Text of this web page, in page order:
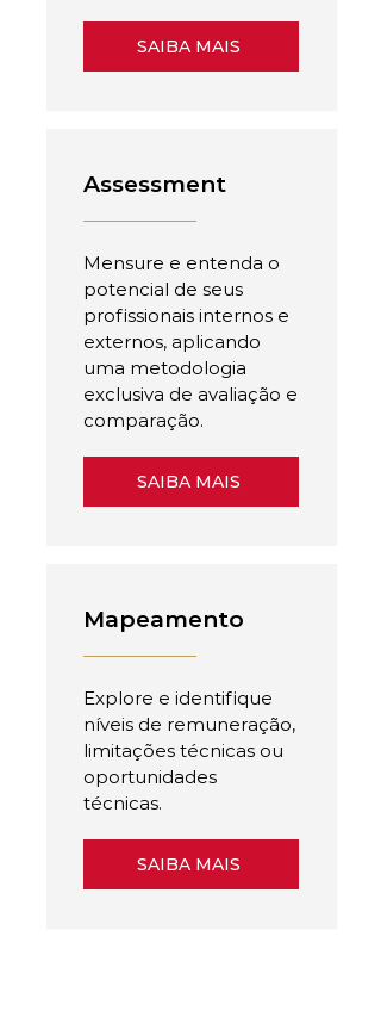
SAIBA MAIS
Assessment
Mensure e entenda o
potencial de seus
profissionais internos e
externos, aplicando
uma metodologia
exclusiva de avaliação e
comparação.
SAIBA MAIS
Mapeamento
Explore e identifique
níveis de remuneração,
limitações técnicas ou
oportunidades
técnicas.
SAIBA MAIS